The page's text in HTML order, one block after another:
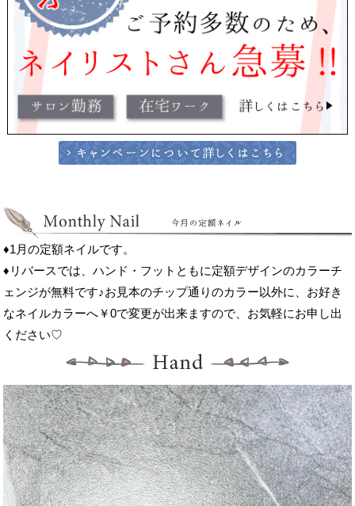
♦1月の定額ネイルです。
♦リバースでは、ハンド・フットともに定額デザインのカラーチ
ェンジが無料です♪お見本のチップ通りのカラー以外に、お好き
なネイルカラーへ￥0で変更が出来ますので、お気軽にお申し出
ください♡